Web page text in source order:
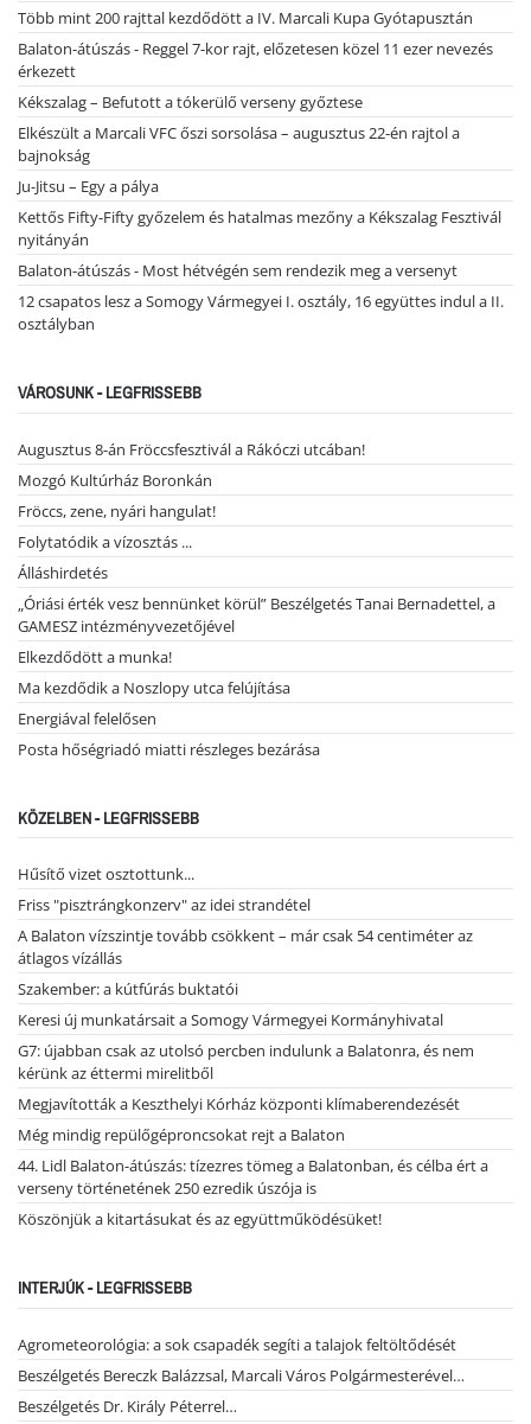
Több mint 200 rajttal kezdődött a IV. Marcali Kupa Gyótapusztán
Balaton-átúszás - Reggel 7-kor rajt, előzetesen közel 11 ezer nevezés
érkezett
Kékszalag – Befutott a tókerülő verseny győztese
Elkészült a Marcali VFC őszi sorsolása – augusztus 22-én rajtol a
bajnokság
Ju-Jitsu – Egy a pálya
Kettős Fifty-Fifty győzelem és hatalmas mezőny a Kékszalag Fesztivál
nyitányán
Balaton-átúszás - Most hétvégén sem rendezik meg a versenyt
12 csapatos lesz a Somogy Vármegyei I. osztály, 16 együttes indul a II.
osztályban
VÁROSUNK - LEGFRISSEBB
Augusztus 8-án Fröccsfesztivál a Rákóczi utcában!
Mozgó Kultúrház Boronkán
Fröccs, zene, nyári hangulat!
Folytatódik a vízosztás ...
Álláshirdetés
„Óriási érték vesz bennünket körül” Beszélgetés Tanai Bernadettel, a
GAMESZ intézményvezetőjével
Elkezdődött a munka!
Ma kezdődik a Noszlopy utca felújítása
Energiával felelősen
Posta hőségriadó miatti részleges bezárása
KÖZELBEN - LEGFRISSEBB
Hűsítő vizet osztottunk...
Friss "pisztrángkonzerv" az idei strandétel
A Balaton vízszintje tovább csökkent – már csak 54 centiméter az
átlagos vízállás
Szakember: a kútfúrás buktatói
Keresi új munkatársait a Somogy Vármegyei Kormányhivatal
G7: újabban csak az utolsó percben indulunk a Balatonra, és nem
kérünk az éttermi mirelitből
Megjavították a Keszthelyi Kórház központi klímaberendezését
Még mindig repülőgéproncsokat rejt a Balaton
44. Lidl Balaton-átúszás: tízezres tömeg a Balatonban, és célba ért a
verseny történetének 250 ezredik úszója is
Köszönjük a kitartásukat és az együttműködésüket!
INTERJÚK - LEGFRISSEBB
Agrometeorológia: a sok csapadék segíti a talajok feltöltődését
Beszélgetés Bereczk Balázzsal, Marcali Város Polgármesterével…
Beszélgetés Dr. Király Péterrel…